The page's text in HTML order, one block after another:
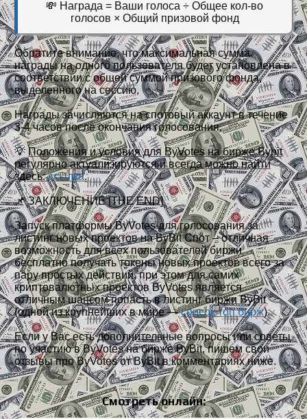
💸 Награда = Ваши голоса ÷ Общее кол-во
голосов × Общий призовой фонд
Обратите внимание, что максимальная сумма
награды на одного пользователя будет установлена в
соответствии с общей суммой призового фонда,
выделенного на сессию.
Награды зачисляются на спотовый аккаунт в течение
3-4 часов после окончания голосования.
💡Положения и условия для ByVotes на бирже Bybit
регулярно актуализируются и всегда можно найти
здесь:ссылка.
📌 ЗАКЛЮЧЕНИЕ [THE END]
Запуск платформы ByVotes для голосования за
листинг новых проектов на ByBit Спот – отличная
возможность для всех пользователей биржи
бесплатно получать токены новых проектов всего за
пару простых действий, при этом для самих
криптовалютных проектов ByVotes является
отличным шансом попасть в листинг биржи ByBit
(одной из крупнейших в мире —список топ бирж).
Если у Вас есть дополнительные вопросы или советы
по участию в ByVotes на бирже ByBit, пишем свои
отзывы про ByVotes от ByBit в комментариях ниже.
Смотреть онлайн: